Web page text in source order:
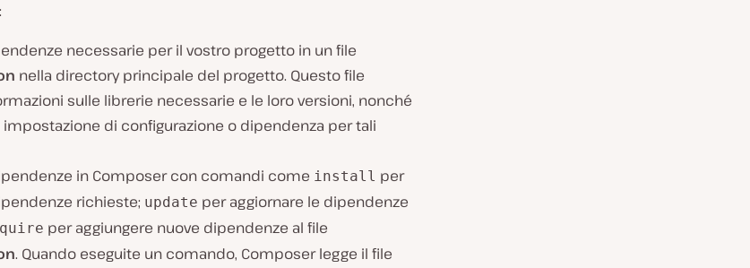
necessarie per il vostro progetto in un file
nella directory principale del progetto. Questo file
sulle librerie necessarie e le loro versioni, nonché
impostazione di configurazione o dipendenza per tali
in Composer con comandi come install per
richieste; update per aggiornare le dipendenze
per aggiungere nuove dipendenze al file
. Quando eseguite un comando, Composer legge il file